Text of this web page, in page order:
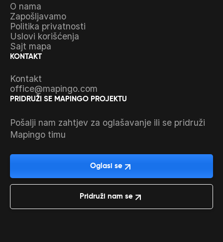
O nama
Zapošljavamo
Politika privatnosti
Uslovi korišćenja
Sajt mapa
KONTAKT
Kontakt
office@mapingo.com
PRIDRUŽI SE MAPINGO PROJEKTU
Pošalji nam zahtjev za oglašavanje ili se pridruži
Mapingo timu
Oglasi se
Pridruži nam se